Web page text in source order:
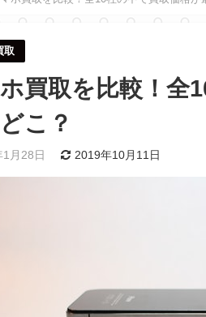
取
買取を比較！全
こ？
1月28日 2019年10月11日